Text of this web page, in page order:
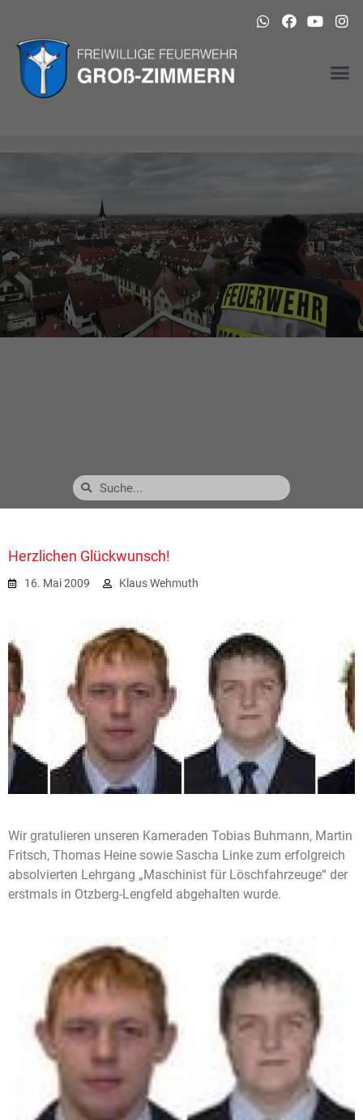
Herzlichen Glückwunsch!
16. Mai 2009 Klaus Wehmuth
Wir gratulieren unseren Kameraden Tobias Buhmann, Martin
Fritsch, Thomas Heine sowie Sascha Linke zum erfolgreich
absolvierten Lehrgang „Maschinist für Löschfahrzeuge“ der
erstmals in Otzberg-Lengfeld abgehalten wurde.